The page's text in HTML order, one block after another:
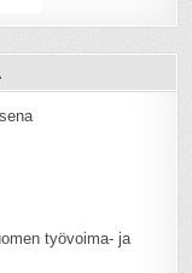
työvoima- ja